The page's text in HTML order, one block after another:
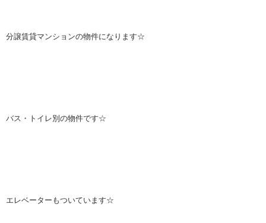
分譲賃貸マンションの物件になります☆
バス・トイレ別の物件です☆
エレベーターもついています☆